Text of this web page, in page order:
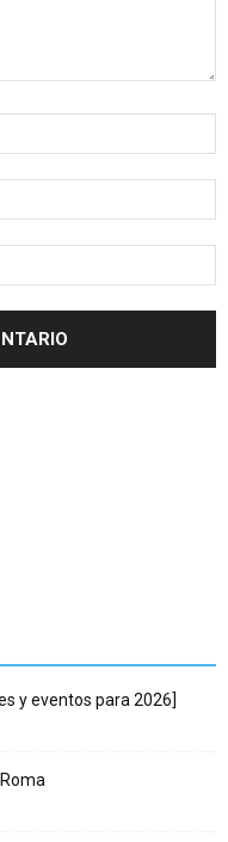
y eventos para 2026]